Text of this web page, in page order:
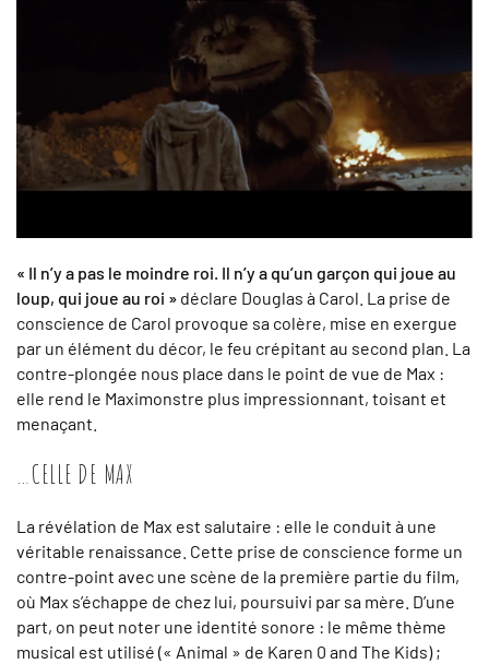
« Il n’y a pas le moindre roi. Il n’y a qu’un garçon qui joue au
loup, qui joue au roi » déclare Douglas à Carol. La prise de
conscience de Carol provoque sa colère, mise en exergue
par un élément du décor, le feu crépitant au second plan. La
contre-plongée nous place dans le point de vue de Max :
elle rend le Maximonstre plus impressionnant, toisant et
menaçant.
…CELLE DE MAX
La révélation de Max est salutaire : elle le conduit à une
véritable renaissance. Cette prise de conscience forme un
contre-point avec une scène de la première partie du film,
où Max s’échappe de chez lui, poursuivi par sa mère. D’une
part, on peut noter une identité sonore : le même thème
musical est utilisé (« Animal » de Karen 0 and The Kids) ;